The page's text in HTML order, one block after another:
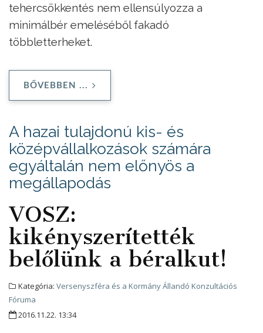
tehercsökkentés nem ellensúlyozza a
minimálbér emeléséből fakadó
többletterheket.
BŐVEBBEN ...
A hazai tulajdonú kis- és
középvállalkozások számára
egyáltalán nem előnyös a
megállapodás
VOSZ:
kikényszerítették
belőlünk a béralkut!
Kategória: Versenyszféra és a Kormány Állandó Konzultációs
Fóruma
2016.11.22. 13:34